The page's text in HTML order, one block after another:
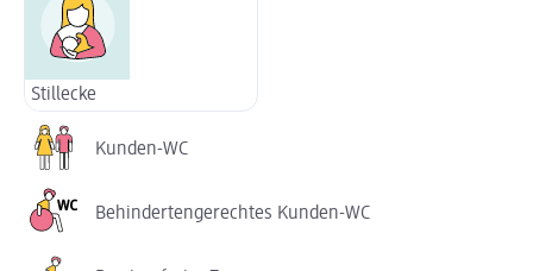
Stillecke
Kunden-WC
Behindertengerechtes Kunden-WC